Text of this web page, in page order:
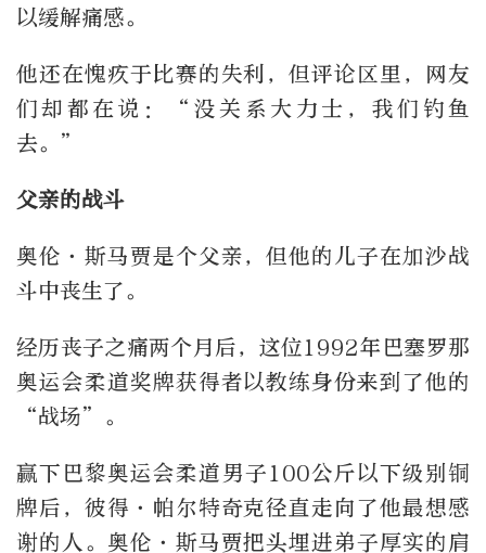
以缓解痛感。
他还在愧疚于比赛的失利，但评论区里，网友
们却都在说：“没关系大力士，我们钓鱼
去。”
父亲的战斗
奥伦·斯马贾是个父亲，但他的儿子在加沙战
斗中丧生了。
经历丧子之痛两个月后，这位1992年巴塞罗那
奥运会柔道奖牌获得者以教练身份来到了他的
“战场”。
赢下巴黎奥运会柔道男子100公斤以下级别铜
牌后，彼得·帕尔特奇克径直走向了他最想感
谢的人。奥伦·斯马贾把头埋进弟子厚实的肩